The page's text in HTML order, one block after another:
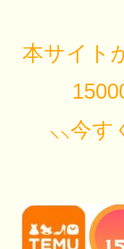
本サイト
⸜⸜今す